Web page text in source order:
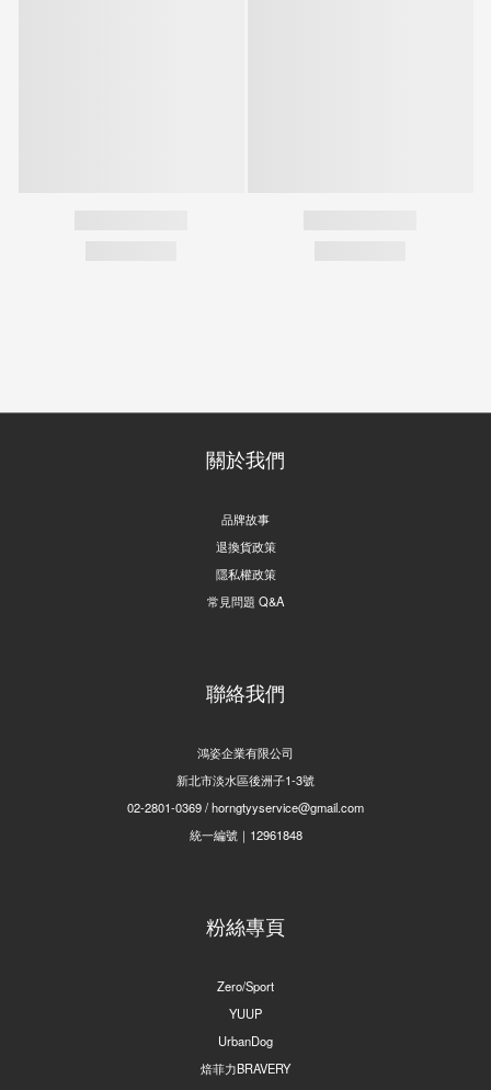
關於我們
品牌故事
退換貨政策
隱私權政策
常見問題 Q&A
聯絡我們
鴻姿企業有限公司
新北市淡水區後洲子1-3號
02-2801-0369 / horngtyyservice@gmail.com
統一編號｜12961848
粉絲專頁
Zero/Sport
YUUP
UrbanDog
焙菲力BRAVERY